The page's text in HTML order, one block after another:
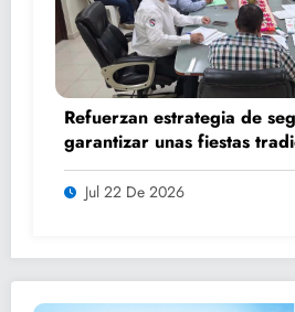
Refuerzan estrategia de
garantizar unas fiestas
orden y tranquilidad
Jul 22 De 2026